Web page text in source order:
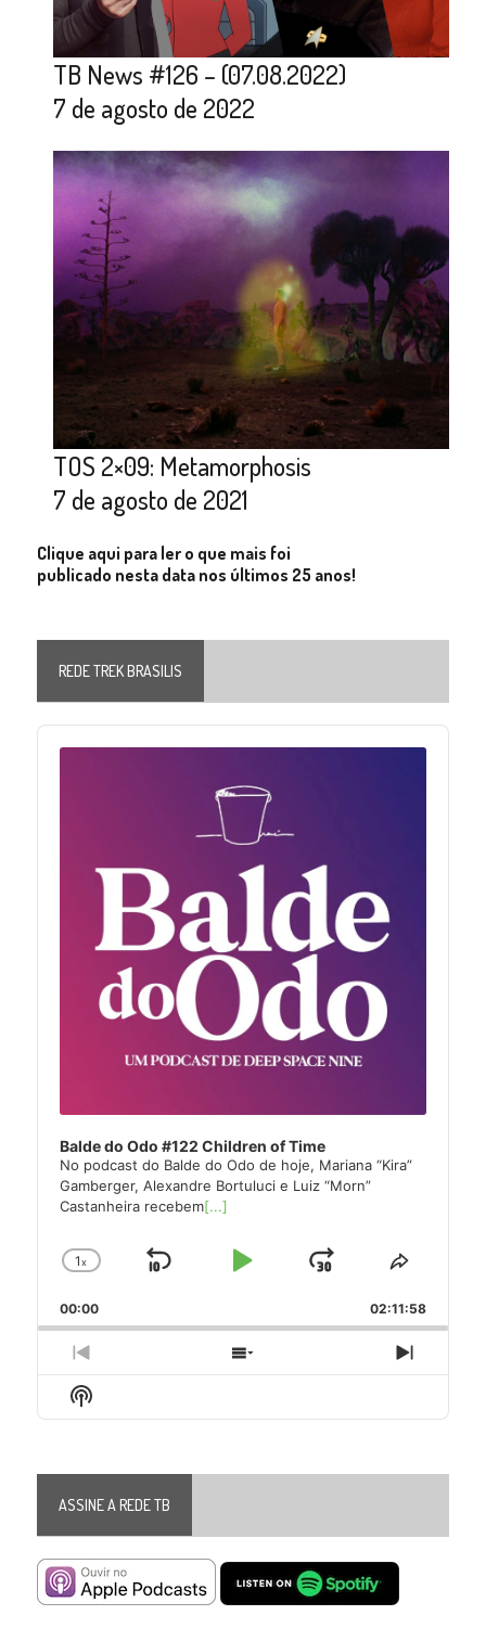
TB News #126 – (07.08.2022)
7 de agosto de 2022
TOS 2×09: Metamorphosis
7 de agosto de 2021
Clique aqui para ler o que mais foi
publicado nesta data nos últimos 25 anos!
REDE TREK BRASILIS
Audio
Player
Balde do Odo #122 Children of Time
No podcast do Balde do Odo de hoje, Mariana “Kira”
Gamberger, Alexandre Bortuluci e Luiz “Morn”
Castanheira recebem[...]
Change
Rate
1x
Skip
Play
Jump
Forward
Share
Episode
00:00 02:11:58
Previous
Episode
Show
Episodes
Next
Episode
Show
Podcast
ASSINE A REDE TB